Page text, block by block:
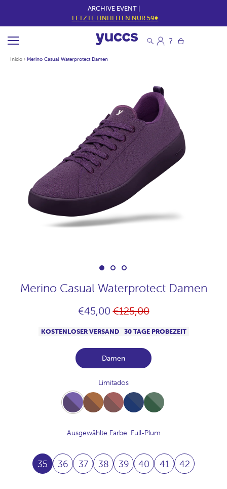
ARCHIVE EVENT |
LETZTE EINHEITEN NUR 59€
Inicio › Merino Casual Waterprotect Damen
Merino Casual Waterprotect Damen
€45,00Normaler
€125,00
KOSTENLOSER VERSAND 30 TAGE PROBEZEIT
Damen
Limitados
Full-
Plum
Full-
Vison
Full-
Praline
Full-
NavyJaspeado
Full-
Bosque
Ausgewählte Farbe: Full-Plum
35 36 37 38 39 40 41 42